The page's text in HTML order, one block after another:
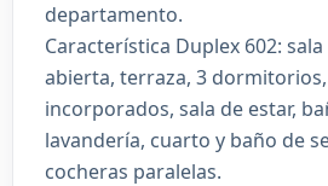
departamento.
Característica Duplex 602:
abierta, terraza, 3
incorporados, sala de estar,
lavandería, cuarto y baño de
cocheras paralelas.